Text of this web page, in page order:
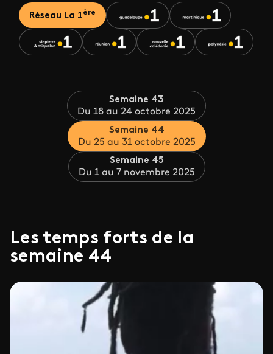
Réseau La 1ère
Semaine 43
Du 18 au 24 octobre 2025
Semaine 44
Du 25 au 31 octobre 2025
Semaine 45
Du 1 au 7 novembre 2025
Les temps forts de la
semaine 44